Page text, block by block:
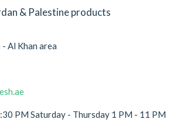
& Palestine products
- Al Khan area
PM Saturday - Thursday 1 PM - 11 PM